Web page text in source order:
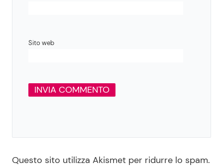
Sito web
Questo sito utilizza Akismet per ridurre lo spam.